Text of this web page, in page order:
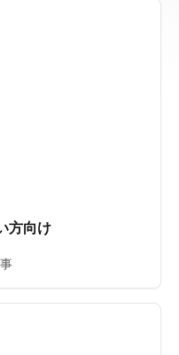
方向け